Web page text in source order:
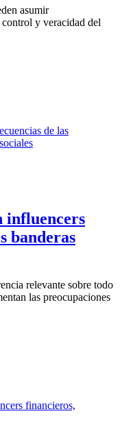
asumir
y veracidad del
influencers
banderas
relevante sobre todo
las preocupaciones